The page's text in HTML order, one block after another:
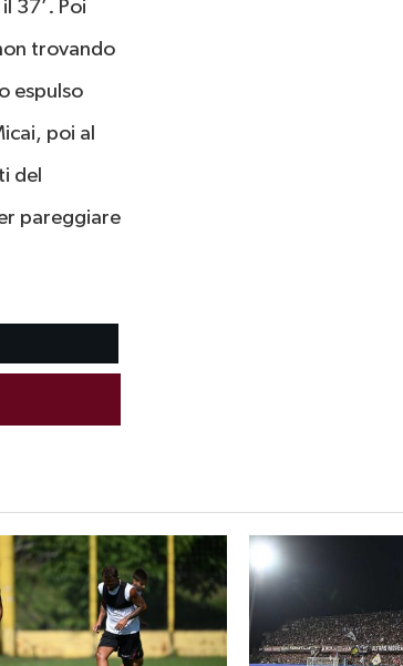
37’. Poi
trovando
espulso
poi al
del
pareggiare